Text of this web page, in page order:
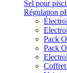
Sel pour
Régulation
Pack
Pack
Coffret